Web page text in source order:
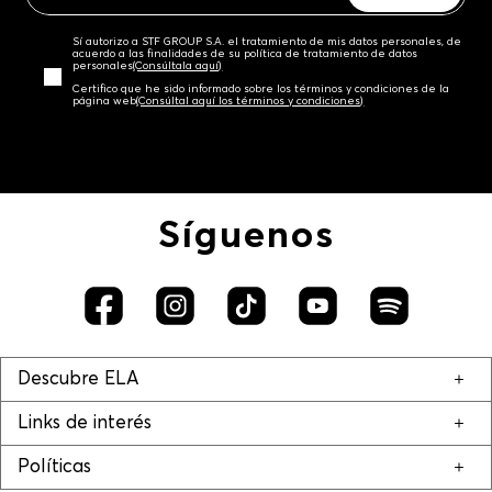
Sí autorizo a STF GROUP S.A. el tratamiento de mis datos personales, de
acuerdo a las finalidades de su política de tratamiento de datos
personales‎(Consúltala aquí)
Certifico que he sido informado sobre los términos y condiciones de la
página web‎(Consúltal aquí los términos y condiciones)
Síguenos
Descubre ELA
Links de interés
Políticas